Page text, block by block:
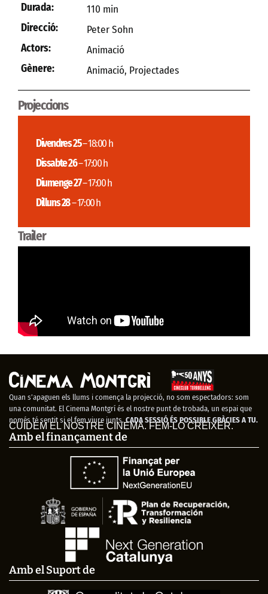
Durada:
110 min
Direcció:
Peter Sohn
Actors:
Animació
Gènere:
Animació, Projectades
Projeccions
Divendres 25– 18:00 h
Dissabte 26– 17:00 h
Diumenge 27– 17:00 h
Dilluns 28– 17:00 h
Trailer
Quan s’apaguen els llums i comença la projecció, no som espectadors: som
una comunitat. El Cinema Montgrí és el nostre punt de trobada, un espai que
només té sentit si el fem viure junts. CADA SESSIÓ ÉS POSSIBLE GRÀCIES A TU.
CUIDEM EL NOSTRE CINEMA. FEM-LO CRÉIXER.
Amb el finançament de
Amb el Suport de